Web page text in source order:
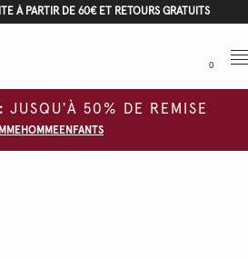
À PARTIR DE 60€ ET RETOURS GRATUITS
0
JUSQU'À 50% DE REMISE
HOMMEENFANTS